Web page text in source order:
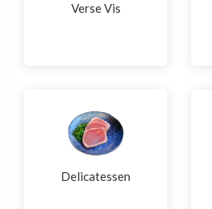
Verse Vis
Delicatessen